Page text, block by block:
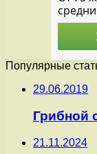
Популярные
29.06.2019
Грибной
21.11.2024